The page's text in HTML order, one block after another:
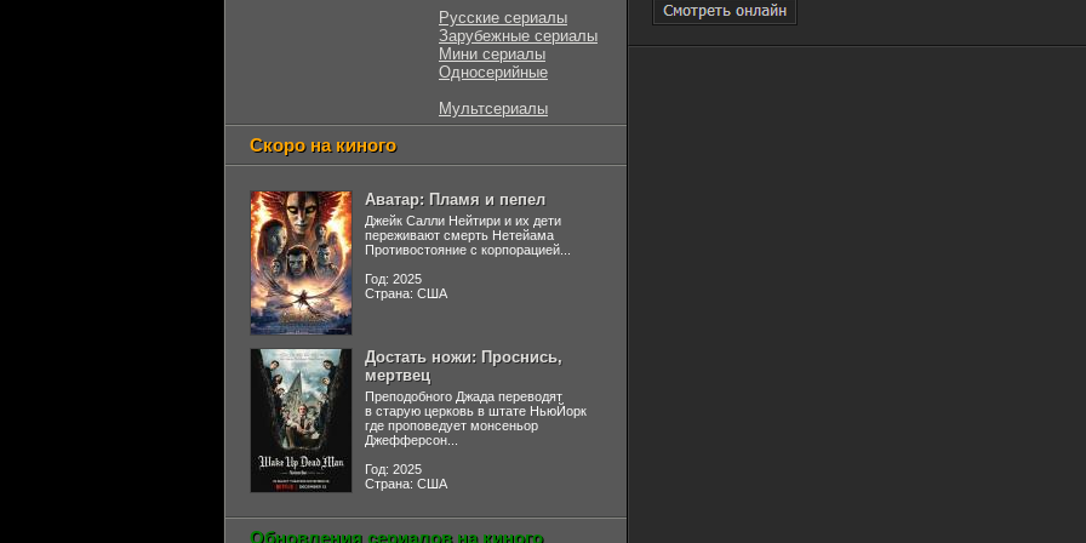
Русские сериалы
Зарубежные сериалы
Мини сериалы
Односерийные
Мультсериалы
Скоро на киного
Аватар: Пламя и пепел
Джейк Салли Нейтири и их дети
переживают смерть Нетейама
Противостояние с корпорацией...
Год: 2025
Страна: США
Достать ножи: Проснись,
мертвец
Преподобного Джада переводят
в старую церковь в штате НьюЙорк
где проповедует монсеньор
Джефферсон...
Год: 2025
Страна: США
Обновления сериалов на киного